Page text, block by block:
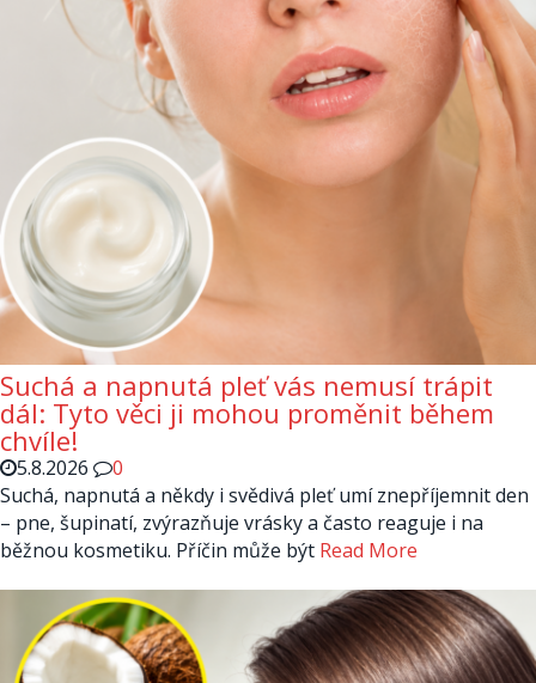
Suchá a napnutá pleť vás nemusí trápit
dál: Tyto věci ji mohou proměnit během
chvíle!
5.8.2026
0
Suchá, napnutá a někdy i svědivá pleť umí znepříjemnit den
– pne, šupinatí, zvýrazňuje vrásky a často reaguje i na
běžnou kosmetiku. Příčin může být Read More